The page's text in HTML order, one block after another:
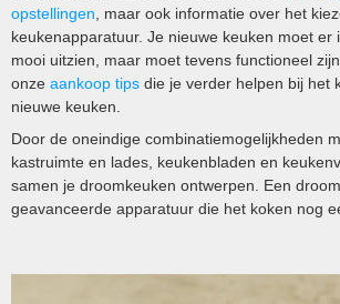
opstellingen , maar ook informatie over het
keukenapparatuur. Je nieuwe keuken moet er
mooi uitzien, maar moet tevens functioneel
onze aankoop tips die je verder helpen bij het
nieuwe keuken.
Door de oneindige combinatiemogelijkheden
kastruimte en lades, keukenbladen en
samen je droomkeuken ontwerpen. Een
geavanceerde apparatuur die het koken nog